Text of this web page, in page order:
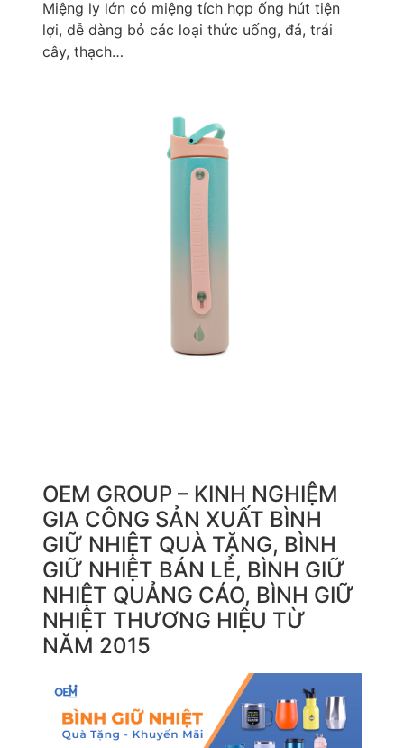
Miệng ly lớn có miệng tích hợp ống hút tiện
lợi, dễ dàng bỏ các loại thức uống, đá, trái
cây, thạch…
OEM GROUP – KINH NGHIỆM
GIA CÔNG SẢN XUẤT BÌNH
GIỮ NHIỆT QUÀ TẶNG, BÌNH
GIỮ NHIỆT BÁN LẺ, BÌNH GIỮ
NHIỆT QUẢNG CÁO, BÌNH GIỮ
NHIỆT THƯƠNG HIỆU TỪ
NĂM 2015